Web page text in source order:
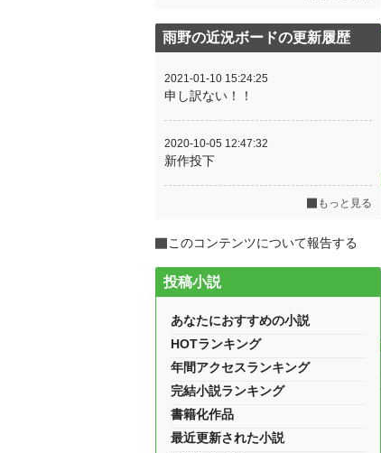
雨野の近況ボードの更新履歴
2021-01-10 15:24:25
申し訳ない！！
2020-10-05 12:47:32
新作投下
もっと見る
このコンテンツについて報告する
投稿小説
あなたにおすすめの小説
HOTランキング
年間アクセスランキング
完結小説ランキング
書籍化作品
最近更新された小説